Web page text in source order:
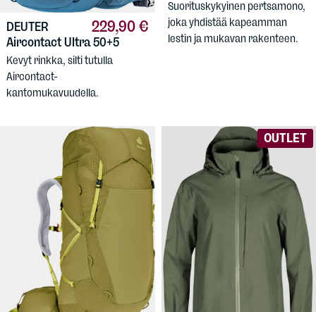
229,90 €
DEUTER
Aircontact Ultra 50+5
Kevyt rinkka, silti tutulla
Aircontact-
kantomukavuudella.
Suorituskykyinen pertsamono,
joka yhdistää kapeamman
lestin ja mukavan rakenteen.
OUTLET